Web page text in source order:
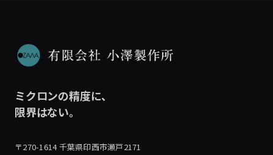
ミクロンの精度に、
限界はない。
〒270-1614 千葉県印西市瀬戸2171